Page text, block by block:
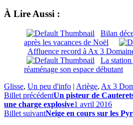
À Lire Aussi :
Bilan
après les vacances de Noël
Affluence record à Ax 3
La
réaménage son espace débutant
Glisse, Un peu d'info | Ariège, Ax 3
Billet précédentUn pisteur de
une charge explosive1 avril 2016
Billet suivantNeige en cours sur les